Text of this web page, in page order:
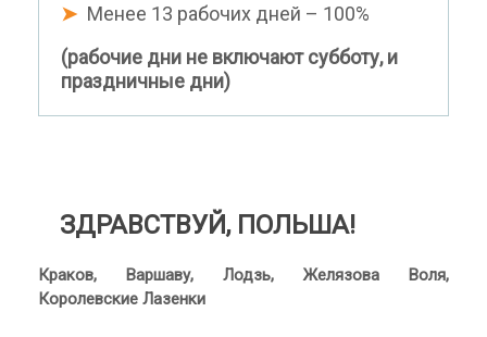
➤ Менее 13 рабочих дней – 100%
(рабочие дни не включают субботу, и
праздничные дни)
ЗДРАВСТВУЙ, ПОЛЬША!
Краков, Варшаву, Лодзь, Желязова Воля,
Королевские Лазенки